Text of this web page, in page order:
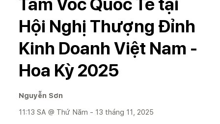
Hội Nghị Thượng Đỉnh
Kinh Doanh Việt Nam -
Hoa Kỳ 2025
Nguyễn Sơn
11:13 SA @ Thứ Năm - 13 tháng 11, 2025